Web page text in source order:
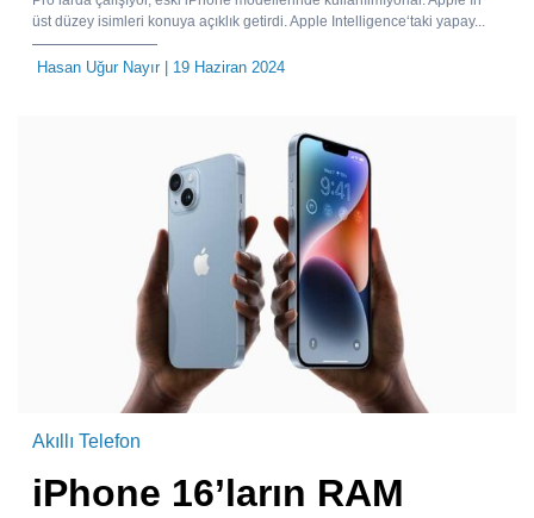
üst düzey isimleri konuya açıklık getirdi. Apple Intelligence‘taki yapay...
Hasan Uğur Nayır| 19 Haziran 2024
Akıllı Telefon
iPhone 16’ların RAM